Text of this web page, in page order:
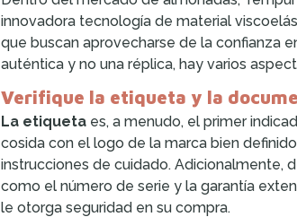
innovadora tecnología de material
que buscan aprovecharse de la confianza
auténtica y no una réplica, hay varios
Verifique la etiqueta y la
La etiquetaes, a menudo, el primer
cosida con el logo de la marca bien
instrucciones de cuidado. Adicionalmente,
como el número de serie y la garantía
le otorga seguridad en su compra.